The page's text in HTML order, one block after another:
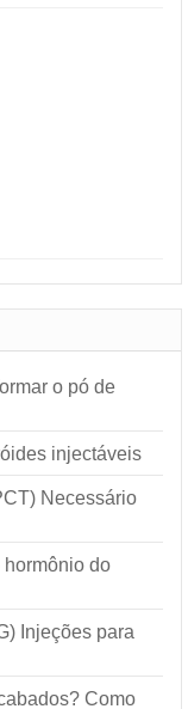
o pó de
injectáveis
Necessário
hormônio do
Injeções para
Como